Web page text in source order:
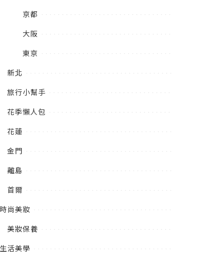
京都
大阪
東京
新北
旅行小幫手
花季懶人包
花蓮
金門
離島
首爾
時尚美妝
美妝保養
生活美學